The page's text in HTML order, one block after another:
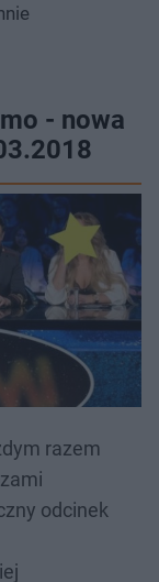
- nowa
razem
odcinek